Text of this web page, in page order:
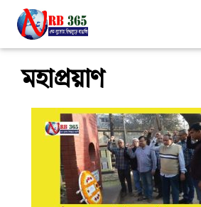
মহাপ্রয়াণ